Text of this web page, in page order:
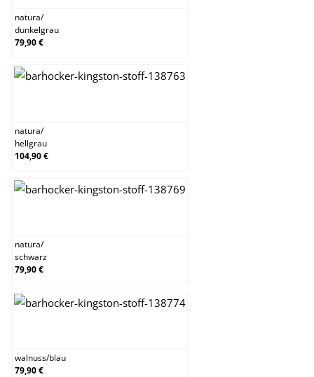
natura/
dunkelgrau
79,90 €
natura/
hellgrau
104,90 €
natura/
schwarz
79,90 €
walnuss/blau
79,90 €